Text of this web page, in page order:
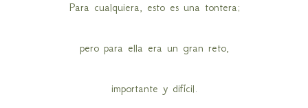
Para cualquiera, esto es una tontera;
pero para ella era un gran reto,
importante y difícil.